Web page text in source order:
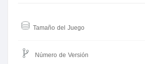
Tamaño del Juego
Número de Versión